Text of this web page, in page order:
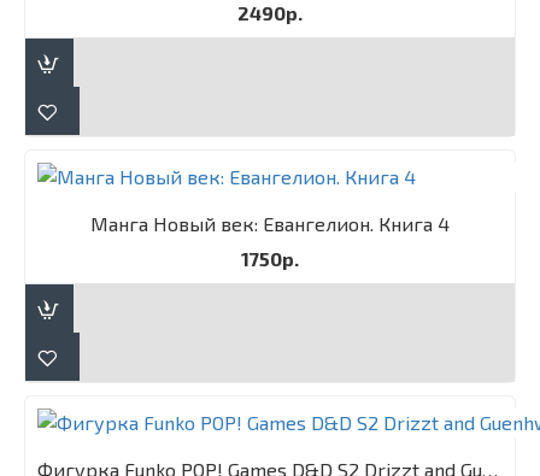
2490р.
Манга Новый век: Евангелион. Книга 4
1750р.
Фигурка Funko POP! Games D&D S2 Drizzt and Guenhwyvar 2PK